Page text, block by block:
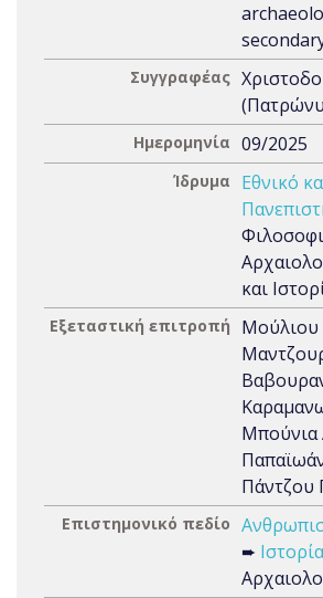
Συγγραφέας
Ημερομηνία 09/2025
Ίδρυμα
Εθνικό
και
Εξεταστική επιτροπή
Μπούνια
Πάντζου
Επιστημονικό πεδίο
➨